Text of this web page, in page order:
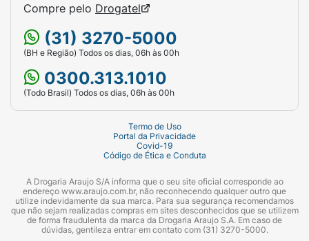
Compre pelo Drogatel
(31) 3270-5000
(BH e Região) Todos os dias, 06h às 00h
0300.313.1010
(Todo Brasil) Todos os dias, 06h às 00h
Termo de Uso
Portal da Privacidade
Covid-19
Código de Ética e Conduta
A Drogaria Araujo S/A informa que o seu site oficial corresponde ao
endereço www.araujo.com.br, não reconhecendo qualquer outro que
utilize indevidamente da sua marca. Para sua segurança recomendamos
que não sejam realizadas compras em sites desconhecidos que se utilizem
de forma fraudulenta da marca da Drogaria Araujo S.A. Em caso de
dúvidas, gentileza entrar em contato com (31) 3270-5000.